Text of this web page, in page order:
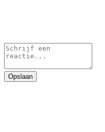
Opslaan